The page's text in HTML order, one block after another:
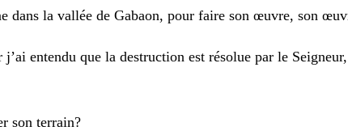
dans la vallée de Gabaon, pour faire son œuvre, son
j’ai entendu que la destruction est résolue par le Seigneur,
son terrain?